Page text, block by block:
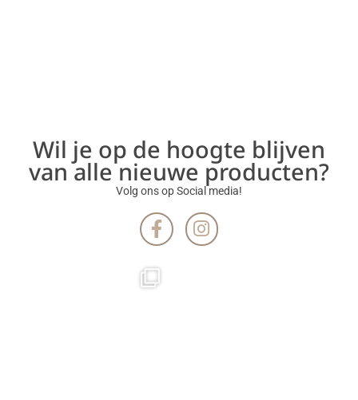
Wil je op de hoogte blijven
van alle nieuwe producten?
Volg ons op Social media!